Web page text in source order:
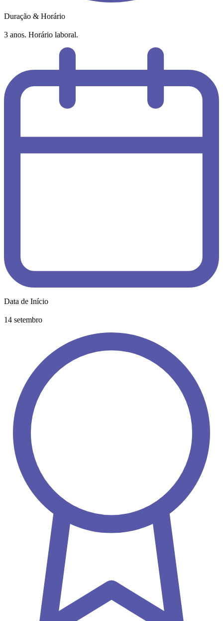
Duração & Horário
3 anos. Horário laboral.
Data de Início
14 setembro